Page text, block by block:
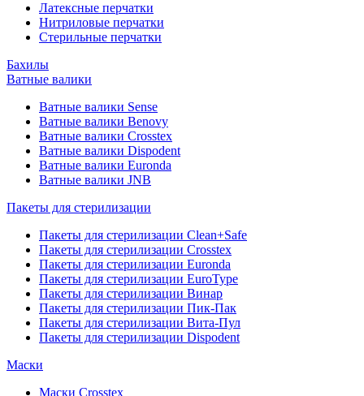
Латексные перчатки
Нитриловые перчатки
Стерильные перчатки
Бахилы
Ватные валики
Ватные валики Sense
Ватные валики Benovy
Ватные валики Crosstex
Ватные валики Dispodent
Ватные валики Euronda
Ватные валики JNB
Пакеты для стерилизации
Пакеты для стерилизации Clean+Safe
Пакеты для стерилизации Crosstex
Пакеты для стерилизации Euronda
Пакеты для стерилизации EuroType
Пакеты для стерилизации Винар
Пакеты для стерилизации Пик-Пак
Пакеты для стерилизации Вита-Пул
Пакеты для стерилизации Dispodent
Маски
Маски Crosstex